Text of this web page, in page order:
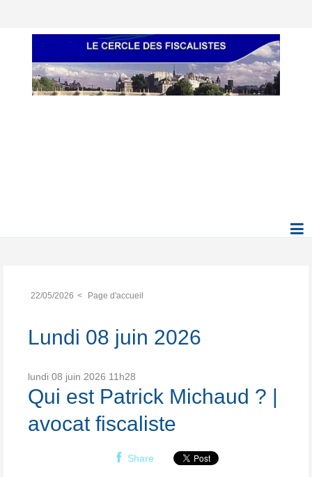
22/05/2026 Page d'accueil
Lundi 08 juin 2026
lundi 08 juin 2026 11h28
Qui est Patrick Michaud ? |
avocat fiscaliste
Share